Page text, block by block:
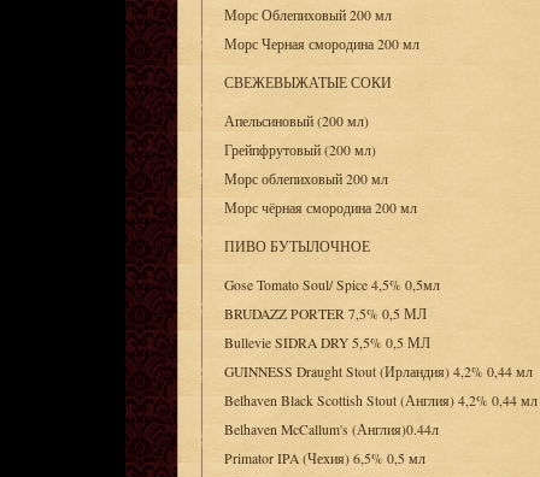
Морс Облепиховый 200 мл
Морс Черная смородина 200 мл
СВЕЖЕВЫЖАТЫЕ СОКИ
Апельсиновый (200 мл)
Грейпфрутовый (200 мл)
Морс облепиховый 200 мл
Морс чёрная смородина 200 мл
ПИВО БУТЫЛОЧНОЕ
Gose Tomato Soul/ Spice 4,5% 0,5мл
BRUDAZZ PORTER 7,5% 0,5 МЛ
Bullevie SIDRA DRY 5,5% 0,5 МЛ
GUINNESS Draught Stout (Ирландия) 4,2% 0,44 мл
Belhaven Black Scottish Stout (Англия) 4,2% 0,44 мл
Belhaven McCallum's (Англия)0.44л
Primator IPA (Чехия) 6,5% 0,5 мл